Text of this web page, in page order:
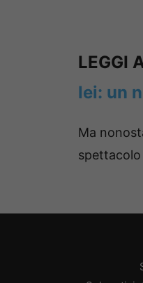
LEGGI
lei: un
Ma